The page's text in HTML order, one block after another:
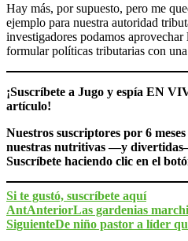
Hay más, por supuesto, pero me
ejemplo para nuestra autoridad
investigadores podamos aprovechar
formular políticas tributarias con
¡Suscríbete a Jugo y espía EN
artículo!
Nuestros suscriptores por 6
nuestras nutritivas —y
Suscríbete haciendo clic en el
Si te gustó, suscríbete aquí
AntAnteriorLas gardenias
SiguienteDe niño pastor a líder